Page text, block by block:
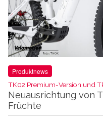
Produktnews
TK02 Premium-Version und
Neuausrichtung von
Früchte